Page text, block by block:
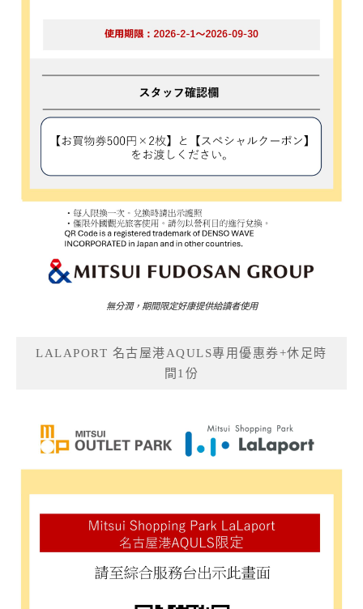
無分潤，期間限定好康提供給讀者使用
LALAPORT 名古屋港AQULS專用優惠券+休足時
間1份